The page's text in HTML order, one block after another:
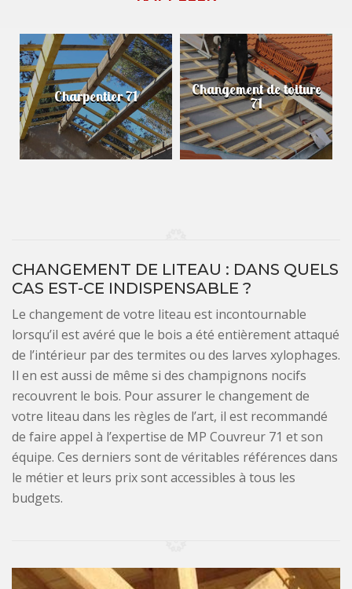
Charpentier 71 Changement de toiture
71
CHANGEMENT DE LITEAU : DANS QUELS
CAS EST-CE INDISPENSABLE ?
Le changement de votre liteau est incontournable
lorsqu’il est avéré que le bois a été entièrement attaqué
de l’intérieur par des termites ou des larves xylophages.
Il en est aussi de même si des champignons nocifs
recouvrent le bois. Pour assurer le changement de
votre liteau dans les règles de l’art, il est recommandé
de faire appel à l’expertise de MP Couvreur 71 et son
équipe. Ces derniers sont de véritables références dans
le métier et leurs prix sont accessibles à tous les
budgets.